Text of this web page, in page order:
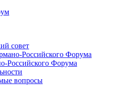
совет
Российского Форума
Российского Форума
вопросы